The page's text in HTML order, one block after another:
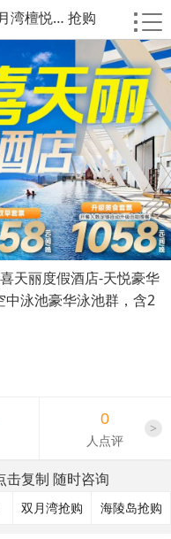
湾檀悦… 抢购
天丽度假酒店-天悦豪华
中泳池豪华泳池群，含2
0
人点评
>
击复制 随时咨询
双月湾抢购 海陵岛抢购